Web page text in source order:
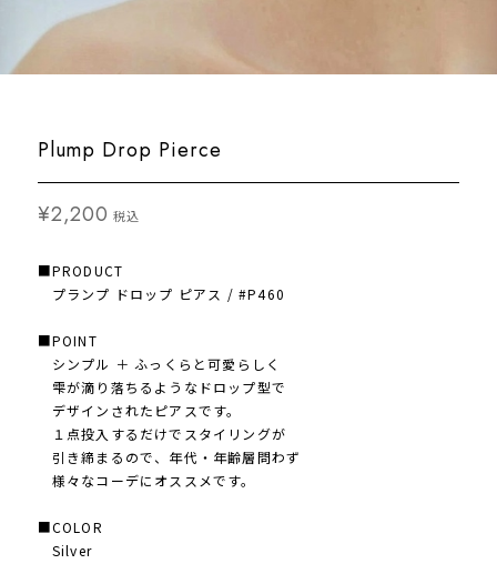
Plump Drop Pierce
¥2,200 税込
■PRODUCT
プランプ ドロップ ピアス / #P460
■POINT
シンプル ＋ ふっくらと可愛らしく
雫が滴り落ちるようなドロップ型で
デザインされたピアスです。
１点投入するだけでスタイリングが
引き締まるので、年代・年齢層問わず
様々なコーデにオススメです。
■COLOR
Silver